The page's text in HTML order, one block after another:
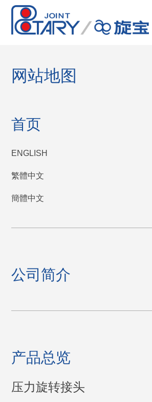
网站地图
首页
ENGLISH
繁體中文
簡體中文
公司简介
产品总览
压力旋转接头